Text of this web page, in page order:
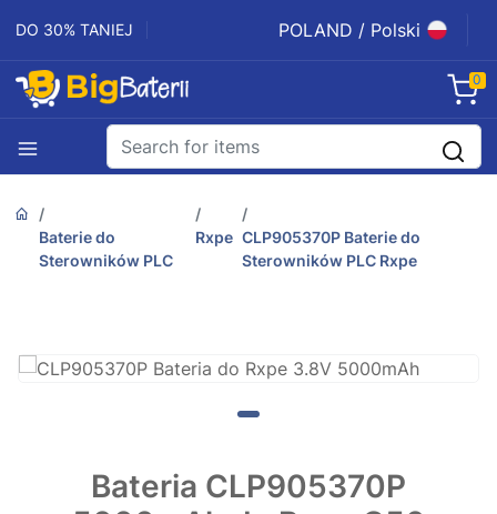
DO 30% TANIEJ POLAND / Polski
0
Baterie do
Sterowników PLC
Rxpe CLP905370P Baterie do
Sterowników PLC Rxpe
Bateria CLP905370P